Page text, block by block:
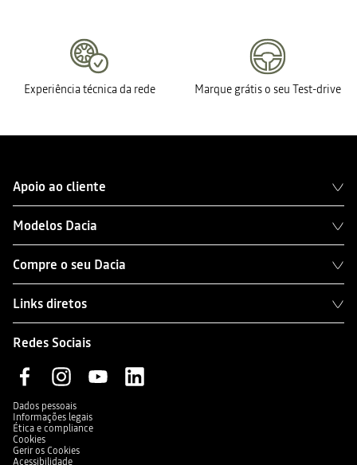
Experiência técnica da rede Marque grátis o seu Test-drive
Apoio ao cliente
Modelos Dacia
Compre o seu Dacia
Links diretos
Redes Sociais
Dados pessoais
Informações legais
Ética e compliance
Cookies
Gerir os Cookies
Acessibilidade